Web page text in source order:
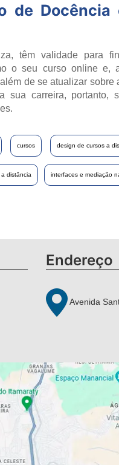
de Docência
têm validade para
o seu curso online e,
de se atualizar sobre
sua carreira, portanto,
cursos design de cursos a
distância interfaces e mediação
Endereço
Avenida